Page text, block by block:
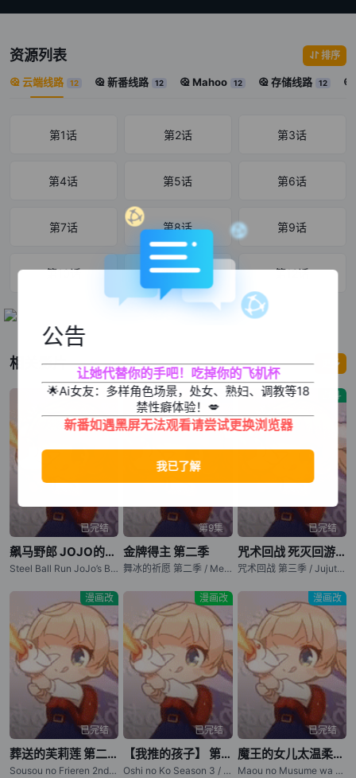
との恋爱模様を描いた青春ストーリー。
资源列表 排序
云端线路 12 新番线路 12 Mahoo 12 存储线路 12
第1话 第2话 第3话
第4话 第5话 第6话
第7话 第8话 第9话
第10话 第11话 第12话
相关影片 更多
漫画改
已完结
飙马野郎 JOJO的奇妙冒险
Steel Ball Run JoJo’s Bizarre Adventure
漫画改
第9集
金牌得主 第二季
舞冰的祈愿 第二季 / Medalist Season 2
战斗
已完结
咒术回战 死灭回游 前篇
咒术回战 第三季 / Jujutsu Kaisen: Shimetsu Kaiyuu / Jujutsu Kaisen The Culling Game
漫画改
已完结
葬送的芙莉莲 第二季
Sousou no Frieren 2nd Season / Frieren: Beyond Journey's End Season 2
漫画改
已完结
【我推的孩子】 第三季
Oshi no Ko Season 3 / "Oshi no Ko" 3
漫画改
已完结
魔王的女儿太温柔了！！
Maou no Musume wa Yasashisugiru!! / The Demon King's Daughter Is Too Kind!!
公告
让她代替你的手吧！吃掉你的飞机杯
🌟Ai女友：多样角色场景，处女、熟妇、调教等18
禁性癖体验！💋
新番如遇黑屏无法观看请尝试更换浏览器